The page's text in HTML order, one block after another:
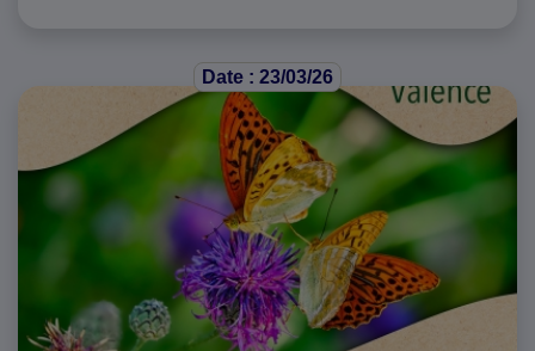
Date : 23/03/26